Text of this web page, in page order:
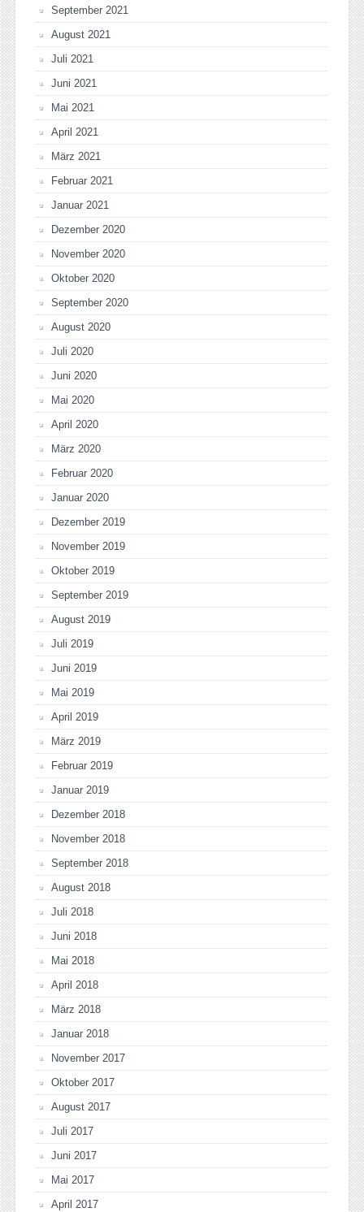
September 2021
August 2021
Juli 2021
Juni 2021
Mai 2021
April 2021
März 2021
Februar 2021
Januar 2021
Dezember 2020
November 2020
Oktober 2020
September 2020
August 2020
Juli 2020
Juni 2020
Mai 2020
April 2020
März 2020
Februar 2020
Januar 2020
Dezember 2019
November 2019
Oktober 2019
September 2019
August 2019
Juli 2019
Juni 2019
Mai 2019
April 2019
März 2019
Februar 2019
Januar 2019
Dezember 2018
November 2018
September 2018
August 2018
Juli 2018
Juni 2018
Mai 2018
April 2018
März 2018
Januar 2018
November 2017
Oktober 2017
August 2017
Juli 2017
Juni 2017
Mai 2017
April 2017